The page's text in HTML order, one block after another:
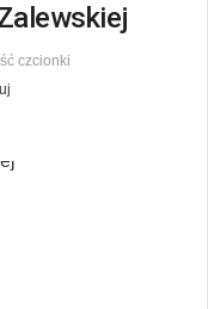
czcionki